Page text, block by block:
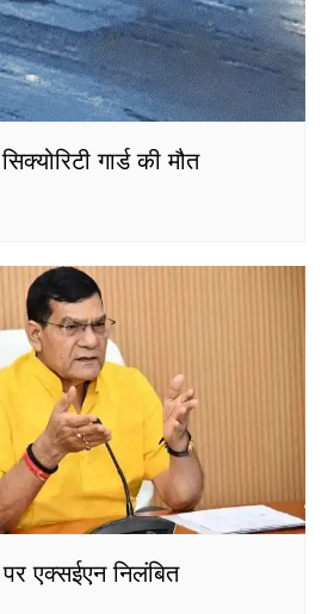
गार्ड की मौत
पर एक्सईएन निलंबित